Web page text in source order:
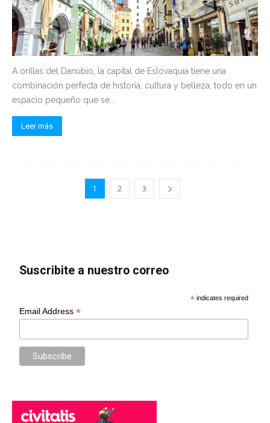
A orillas del Danubio, la capital de Eslovaquia tiene una
combinación perfecta de historia, cultura y belleza, todo en un
espacio pequeño que se...
Leer más
1 2 3
Suscribite a nuestro correo
* indicates required
Email Address*